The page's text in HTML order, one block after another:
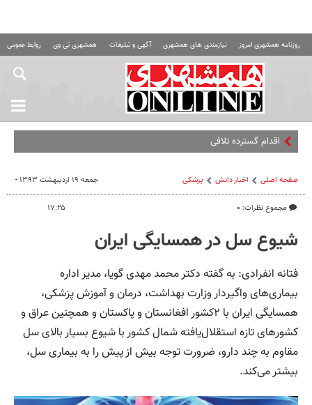
روزنامه همشهری امروز نیازمندی های همشهری آگهی و تبلیغات همشهری تی وی روابط عمومی
اقدام گسترده‌ تلافی‌جویانه علیه آم
صفحه اصلی اخبار دانش پزشکی
مجموع نظرات: ۰
جمعه ۱۹ اردیبهشت ۱۳۹۳ -
۱۷:۲۵
شیوع سل در همسایگی ایران
فتانه انفرادی: به گفته دکتر محمد مهدی گویا، مدیر اداره
بیماری‌های واگیردار وزارت بهداشت، درمان و آموزش پزشکی،
همسایگی ایران با ۲کشور افغانستان و پاکستان و همچنین عراق و
کشورهای تازه استقلال‌یافته شمال کشور با شیوع بسیار بالای سل
مقاوم به چند دارو، ضرورت توجه بیش از پیش را به بیماری سل،
بیشتر می‌کند.